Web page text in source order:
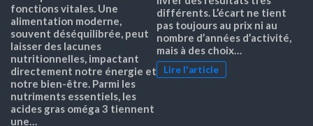
fonctions vitales. Une
alimentation moderne,
souvent déséquilibrée, peut
laisser des lacunes
nutritionnelles, impactant
directement notre énergie et
notre bien-être. Parmi les
nutriments essentiels, les
acides gras oméga 3 tiennent
une…
différents. L’écart ne tient
pas toujours au prix ni au
nombre d’années d’activité,
mais à des choix…
Lire l'article